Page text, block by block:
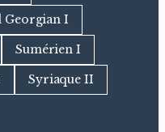
Georgian I
Sumérien I
Syriaque II